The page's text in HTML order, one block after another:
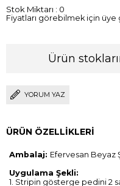
Stok Miktarı : 0
Fiyatları görebilmek için üye
Ürün
YORUM YAZ
ÜRÜN ÖZELLIKLERI
Ambalaj: Efervesan Beyaz
Uygulama Şekli:
1. Stripin gösterge pedini 2